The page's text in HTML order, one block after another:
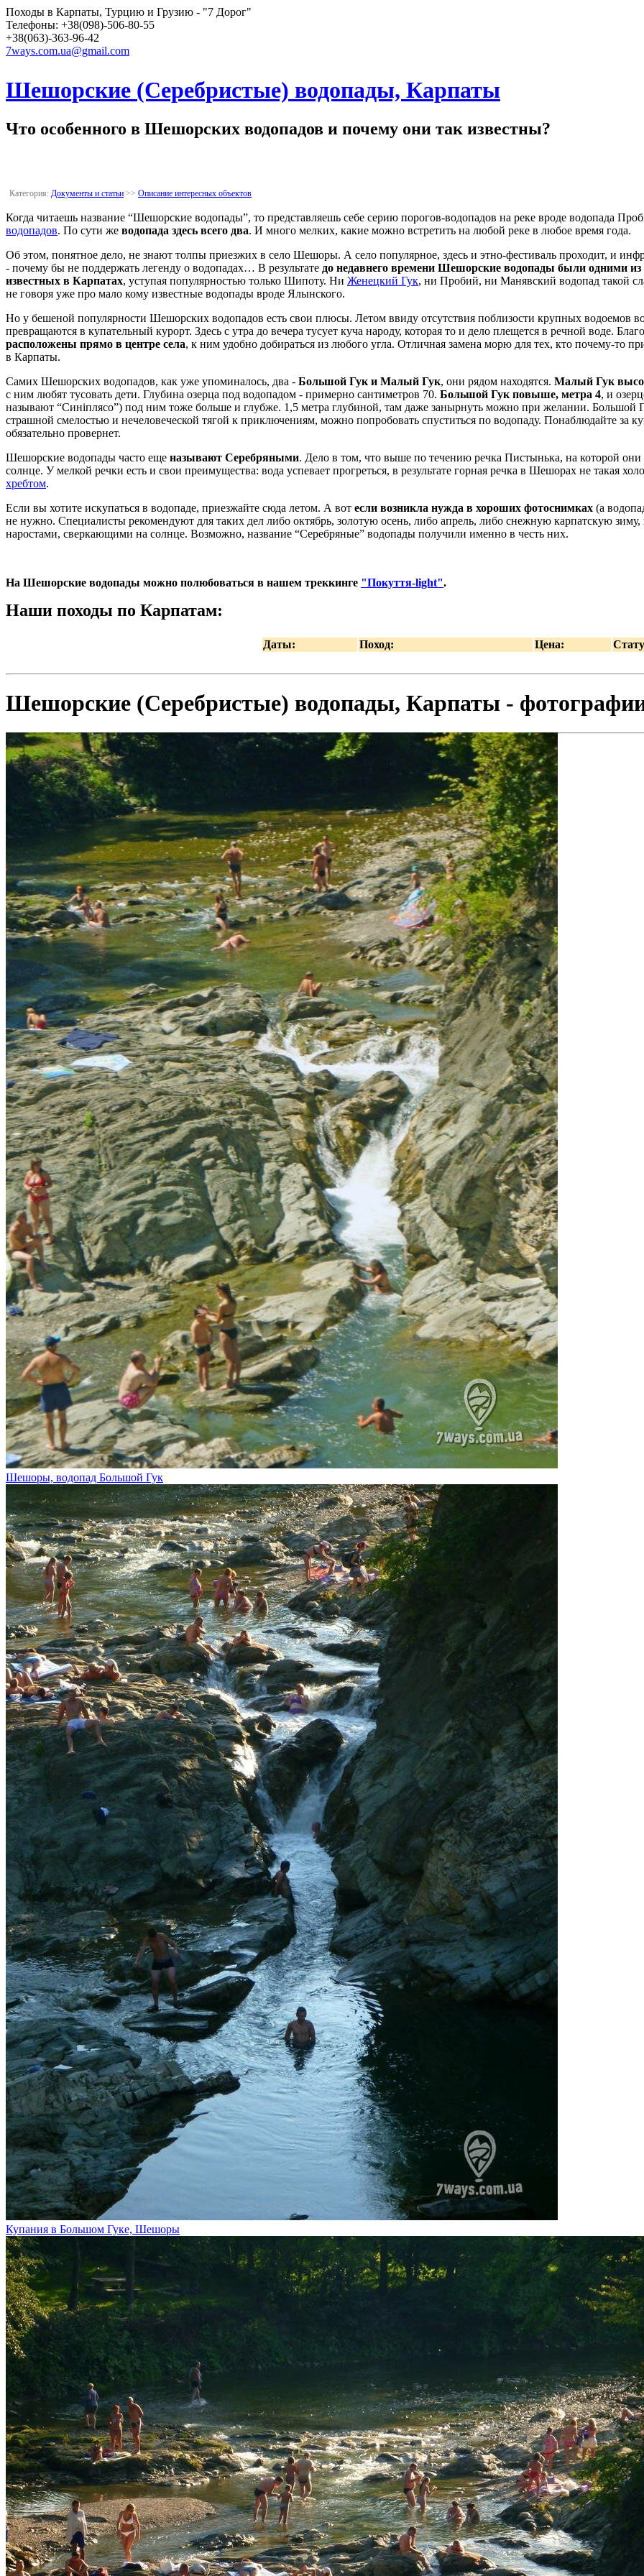
Походы в Карпаты, Турцию и Грузию - "7 Дорог"
Телефоны: +38(098)-506-80-55
+38(063)-363-96-42
7ways.com.ua@gmail.com
Шешорские (Серебристые) водопады, Карпаты
Что особенного в Шешорских водопадов и почему они так известны?
Категория: Документы и статьи >> Описание интересных объектов
Когда читаешь название “Шешорские водопады”, то представляешь себе серию порогов-водопадов на реке вроде водопада
водопадов. По сути же водопада здесь всего два. И много мелких, какие можно встретить на любой реке в любое время года.
Об этом, понятное дело, не знают толпы приезжих в село Шешоры. А село популярное, здесь и этно-фестиваль проходит, и
- почему бы не поддержать легенду о водопадах… В результате до недавнего времени Шешорские водопады были одними из
известных в Карпатах, уступая популярностью только Шипоту. Ни Женецкий Гук, ни Пробий, ни Манявский водопад такой
не говоря уже про мало кому известные водопады вроде Ялынского.
Но у бешеной популярности Шешорских водопадов есть свои плюсы. Летом ввиду отсутствия поблизости крупных водоемов
превращаются в купательный курорт. Здесь с утра до вечера тусует куча народу, которая то и дело плещется в речной воде.
расположены прямо в центре села, к ним удобно добираться из любого угла. Отличная замена морю для тех, кто почему-то
в Карпаты.
Самих Шешорских водопадов, как уже упоминалось, два - Большой Гук и Малый Гук, они рядом находятся. Малый Гук
с ним любят тусовать дети. Глубина озерца под водопадом - примерно сантиметров 70. Большой Гук повыше, метра 4, и
называют “Синіплясо”) под ним тоже больше и глубже. 1,5 метра глубиной, там даже занырнуть можно при желании.
страшной смелостью и нечеловеческой тягой к приключениям, можно попробовать спуститься по водопаду. Понаблюдайте за
обязательно провернет.
Шешорские водопады часто еще называют Серебряными. Дело в том, что выше по течению речка Пистынька, на которой
солнце. У мелкой речки есть и свои преимущества: вода успевает прогреться, в результате горная речка в Шешорах не такая
хребтом.
Если вы хотите искупаться в водопаде, приезжайте сюда летом. А вот если возникла нужда в хороших фотоснимках (а
не нужно. Специалисты рекомендуют для таких дел либо октябрь, золотую осень, либо апрель, либо снежную карпатскую
наростами, сверкающими на солнце. Возможно, название “Серебряные” водопады получили именно в честь них.
На Шешорские водопады можно полюбоваться в нашем треккинге "Покуття-light".
Наши походы по Карпатам:
Даты: Поход: Цена:
Шешорские (Серебристые) водопады, Карпаты -
Шешоры, водопад Большой Гук
Купания в Большом Гуке, Шешоры